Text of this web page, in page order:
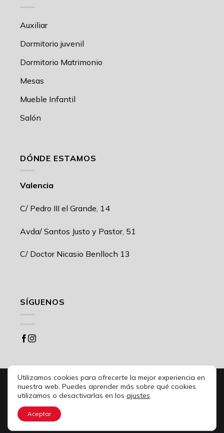
Auxiliar
Dormitorio juvenil
Dormitorio Matrimonio
Mesas
Mueble Infantil
Salón
DÓNDE ESTAMOS
Valencia
C/ Pedro III el Grande, 14
Avda/ Santos Justo y Pastor, 51
C/ Doctor Nicasio Benlloch 13
SÍGUENOS
Desarrollo webUNANIME CREATIVOS
Política de privacidad
Condiciones de uso
Utilizamos cookies para ofrecerte la mejor experiencia en
nuestra web. Puedes aprender más sobre qué cookies
utilizamos o desactivarlas en los ajustes.
Aceptar